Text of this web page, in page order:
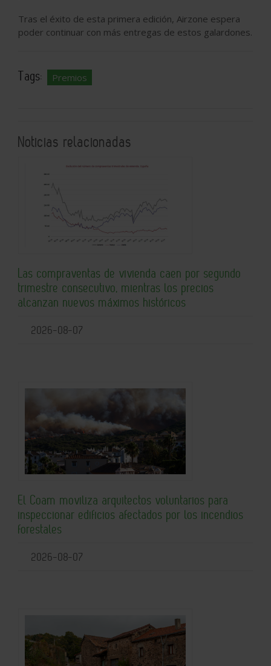
Tras el éxito de esta primera edición, Airzone espera
poder continuar con más entregas de estos galardones.
Tags: Premios
Noticias relacionadas
Las compraventas de vivienda caen por segundo
trimestre consecutivo, mientras los precios
alcanzan nuevos máximos históricos
2026-08-07
El Coam moviliza arquitectos voluntarios para
inspeccionar edificios afectados por los incendios
forestales
2026-08-07